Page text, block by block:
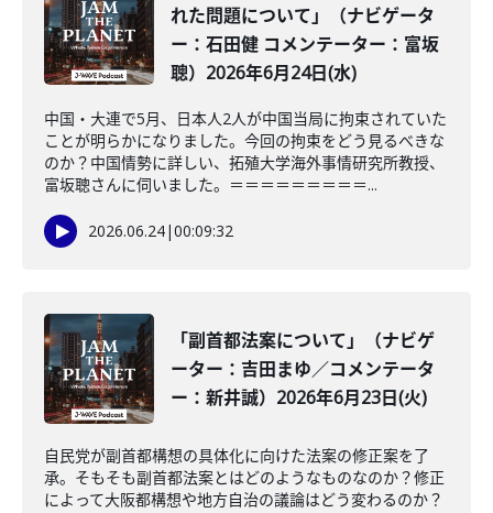
れた問題について」（ナビゲータ
ー：石田健 コメンテーター：富坂
聰）2026年6月24日(水)
中国・大連で5月、日本人2人が中国当局に拘束されていた
ことが明らかになりました。今回の拘束をどう見るべきな
のか？中国情勢に詳しい、拓殖大学海外事情研究所教授、
富坂聰さんに伺いました。＝＝＝＝＝＝＝＝＝...
2026.06.24|00:09:32
「副首都法案について」（ナビゲ
ーター：吉田まゆ／コメンテータ
ー：新井誠）2026年6月23日(火)
自民党が副首都構想の具体化に向けた法案の修正案を了
承。そもそも副首都法案とはどのようなものなのか？修正
によって大阪都構想や地方自治の議論はどう変わるのか？